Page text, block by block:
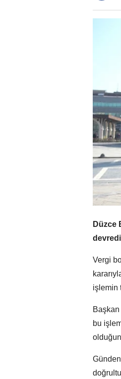
Düzce
Vergi
işlemin
Başkan
bu